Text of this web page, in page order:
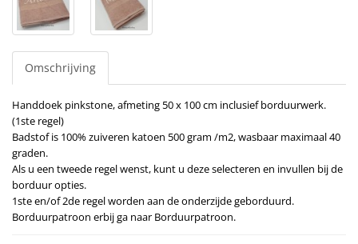
Omschrijving
Handdoek pinkstone, afmeting 50 x 100 cm inclusief borduurwerk.
(1ste regel)
Badstof is 100% zuiveren katoen 500 gram /m2, wasbaar maximaal 40
graden.
Als u een tweede regel wenst, kunt u deze selecteren en invullen bij de
borduur opties.
1ste en/of 2de regel worden aan de onderzijde geborduurd.
Borduurpatroon erbij ga naar Borduurpatroon.